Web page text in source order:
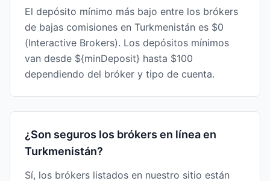
El depósito mínimo más bajo entre los brókers
de bajas comisiones en Turkmenistán es $0
(Interactive Brokers). Los depósitos mínimos
van desde ${minDeposit} hasta $100
dependiendo del bróker y tipo de cuenta.
¿Son seguros los brókers en línea en
Turkmenistán?
Sí, los brókers listados en nuestro sitio están